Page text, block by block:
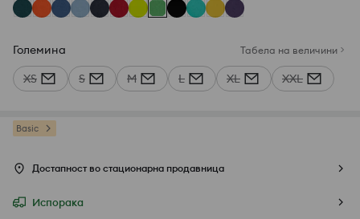
Големина Табела на величини
XS S M L XL XXL
Basic
Достапност во стационарна продавница
Испорака